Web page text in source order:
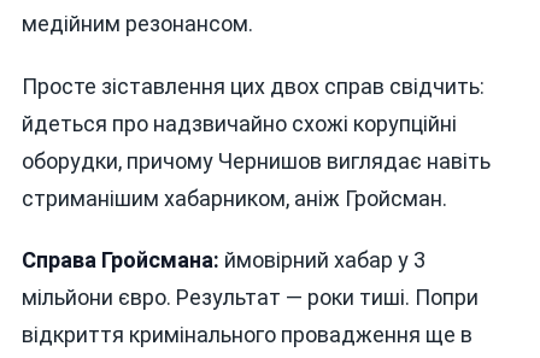
медійним резонансом.
Просте зіставлення цих двох справ свідчить:
йдеться про надзвичайно схожі корупційні
оборудки, причому Чернишов виглядає навіть
стриманішим хабарником, аніж Гройсман.
Справа Гройсмана: ймовірний хабар у 3
мільйони євро. Результат — роки тиші. Попри
відкриття кримінального провадження ще в